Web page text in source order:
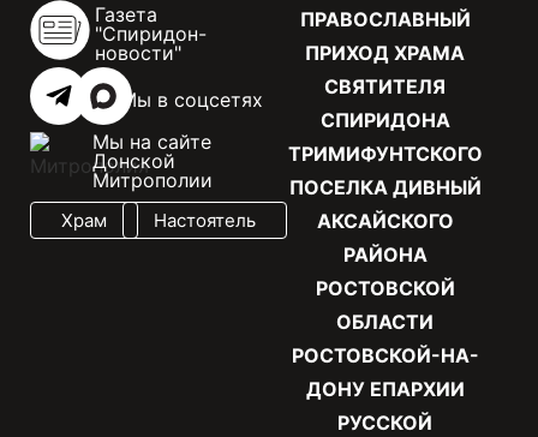
ПРАВОСЛАВНЫЙ
ПРИХОД ХРАМА
СВЯТИТЕЛЯ
СПИРИДОНА
ТРИМИФУНТСКОГО
ПОСЕЛКА ДИВНЫЙ
АКСАЙСКОГО
РАЙОНА
РОСТОВСКОЙ
ОБЛАСТИ
РОСТОВСКОЙ-НА-
ДОНУ ЕПАРХИИ
РУССКОЙ
Газета
"Спиридон-
новости"
Мы в соцсетях
Мы на сайте
Донской
Митрополии
Храм Настоятель